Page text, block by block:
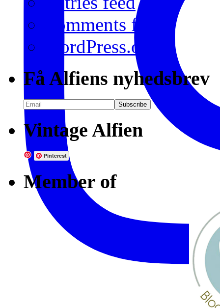
Comments feed
WordPress.org
Få Alfiens nyhedsbrev
Vintage Alfien
Pinterest
Member of